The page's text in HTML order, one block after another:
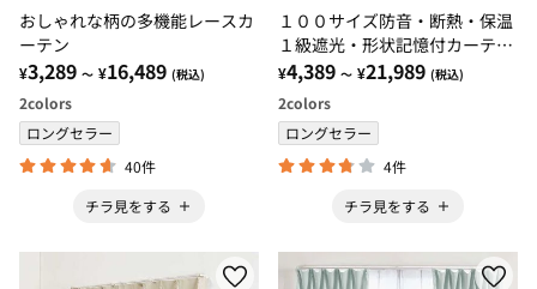
おしゃれな柄の多機能レースカ
ーテン
¥3,289 ～ ¥16,489 (税込)
2colors
ロングセラー
40件
チラ見をする
１００サイズ防音・断熱・保温
１級遮光・形状記憶付カーテ
ン グリーン・モスグリーン
¥4,389 ～ ¥21,989 (税込)
2colors
ロングセラー
4件
チラ見をする